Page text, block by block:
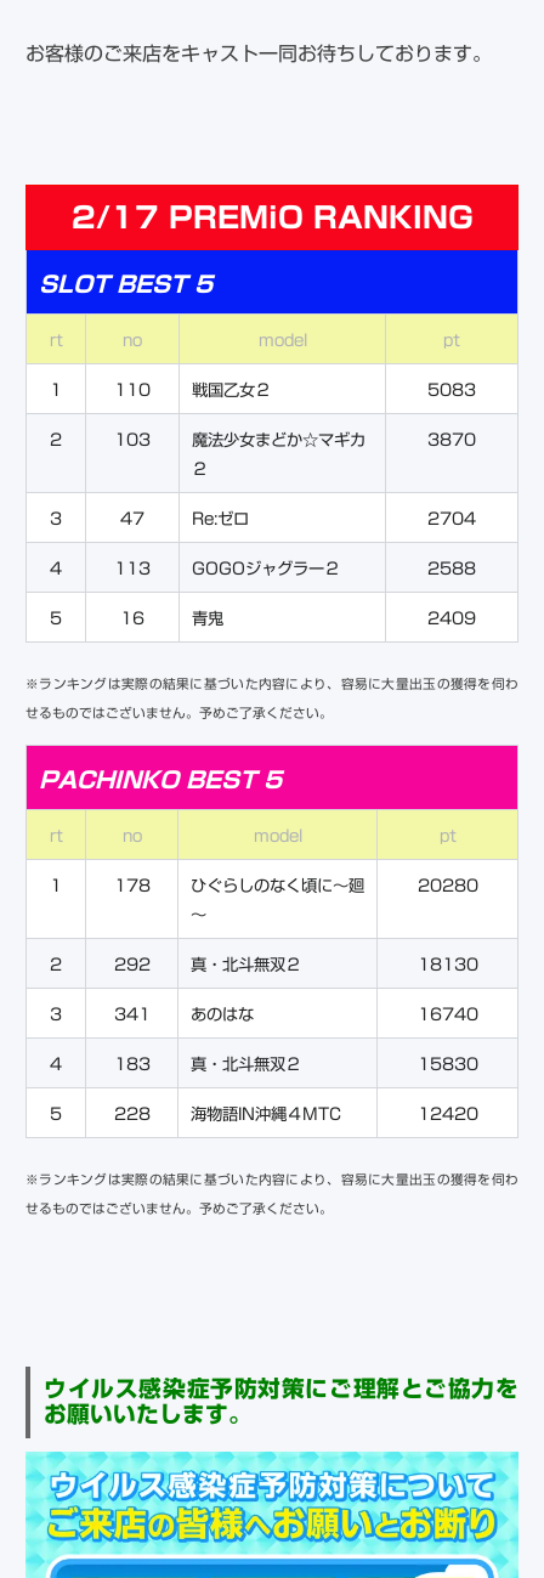
お客様のご来店をキャスト一同お待ちしております。
2/17 PREMiO RANKING
SLOT BEST 5
rt no model pt
1 110 戦国乙女２ 5083
2 103
魔法少女まどか☆マギカ
２
3870
3 47 Re:ゼロ 2704
4 113 GOGOジャグラー２ 2588
5 16 青鬼 2409
※ランキングは実際の結果に基づいた内容により、容易に大量出玉の獲得を伺わ
せるものではございません。予めご了承ください。
PACHINKO BEST 5
rt no model pt
1 178
ひぐらしのなく頃に～廻
～
20280
2 292 真・北斗無双２ 18130
3 341 あのはな 16740
4 183 真・北斗無双２ 15830
5 228 海物語IN沖縄４MTC 12420
※ランキングは実際の結果に基づいた内容により、容易に大量出玉の獲得を伺わ
せるものではございません。予めご了承ください。
ウイルス感染症予防対策にご理解とご協力を
お願いいたします。